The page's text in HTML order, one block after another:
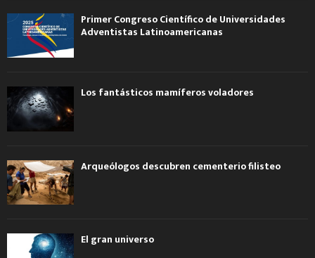
Primer Congreso Científico de Universidades
Adventistas Latinoamericanas
Los fantásticos mamíferos voladores
Arqueólogos descubren cementerio filisteo
El gran universo